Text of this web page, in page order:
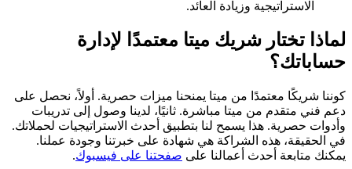
الاستراتيجية وزيادة العائد.
لماذا تختار شريك ميتا معتمدًا لإدارة
حساباتك؟
كوننا شريكًا معتمدًا من ميتا يمنحنا ميزات حصرية. أولاً، نحصل على
دعم فني متقدم من ميتا مباشرة. ثانيًا، لدينا وصول إلى تدريبات
وأدوات حصرية. هذا يسمح لنا بتطبيق أحدث الاستراتيجيات لحملاتك.
في الحقيقة، هذه الشراكة هي شهادة على خبرتنا وجودة عملنا.
يمكنك متابعة أحدث أعمالنا على صفحتنا على فيسبوك.